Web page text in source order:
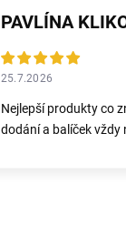
PAVLÍNA
25.7.2026
Nejlepší produkty co
dodání a balíček vždy